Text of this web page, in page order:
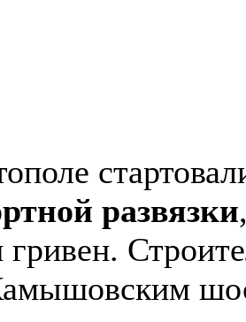
развязки